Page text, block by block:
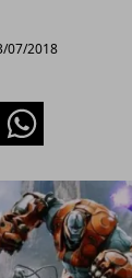
07/2018
Whatsapp